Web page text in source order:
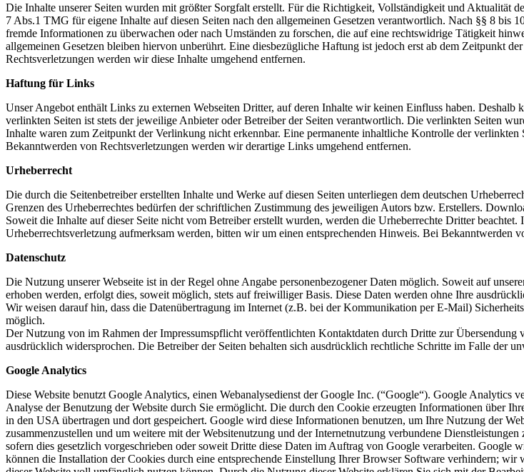
Die Inhalte unserer Seiten wurden mit größter Sorgfalt erstellt. Für die Richtigkeit, Vollständigkeit und Aktualität
7 Abs.1 TMG für eigene Inhalte auf diesen Seiten nach den allgemeinen Gesetzen verantwortlich. Nach §§ 8
fremde Informationen zu überwachen oder nach Umständen zu forschen, die auf eine rechtswidrige Tätigkeit
allgemeinen Gesetzen bleiben hiervon unberührt. Eine diesbezügliche Haftung ist jedoch erst ab dem Zeitpunkt
Rechtsverletzungen werden wir diese Inhalte umgehend entfernen.
Haftung für Links
Unser Angebot enthält Links zu externen Webseiten Dritter, auf deren Inhalte wir keinen Einfluss haben.
verlinkten Seiten ist stets der jeweilige Anbieter oder Betreiber der Seiten verantwortlich. Die verlinkten Seiten
Inhalte waren zum Zeitpunkt der Verlinkung nicht erkennbar. Eine permanente inhaltliche Kontrolle der
Bekanntwerden von Rechtsverletzungen werden wir derartige Links umgehend entfernen.
Urheberrecht
Die durch die Seitenbetreiber erstellten Inhalte und Werke auf diesen Seiten unterliegen dem deutschen
Grenzen des Urheberrechtes bedürfen der schriftlichen Zustimmung des jeweiligen Autors bzw. Erstellers.
Soweit die Inhalte auf dieser Seite nicht vom Betreiber erstellt wurden, werden die Urheberrechte Dritter
Urheberrechtsverletzung aufmerksam werden, bitten wir um einen entsprechenden Hinweis. Bei Bekanntwerden
Datenschutz
Die Nutzung unserer Webseite ist in der Regel ohne Angabe personenbezogener Daten möglich. Soweit auf
erhoben werden, erfolgt dies, soweit möglich, stets auf freiwilliger Basis. Diese Daten werden ohne Ihre
Wir weisen darauf hin, dass die Datenübertragung im Internet (z.B. bei der Kommunikation per E-Mail)
möglich.
Der Nutzung von im Rahmen der Impressumspflicht veröffentlichten Kontaktdaten durch Dritte zur
ausdrücklich widersprochen. Die Betreiber der Seiten behalten sich ausdrücklich rechtliche Schritte im Falle der
Google Analytics
Diese Website benutzt Google Analytics, einen Webanalysedienst der Google Inc. (“Google“). Google Analytics
Analyse der Benutzung der Website durch Sie ermöglicht. Die durch den Cookie erzeugten Informationen über
in den USA übertragen und dort gespeichert. Google wird diese Informationen benutzen, um Ihre Nutzung der
zusammenzustellen und um weitere mit der Websitenutzung und der Internetnutzung verbundene
sofern dies gesetzlich vorgeschrieben oder soweit Dritte diese Daten im Auftrag von Google verarbeiten.
können die Installation der Cookies durch eine entsprechende Einstellung Ihrer Browser Software verhindern;